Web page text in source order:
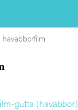
havabborfilm
gutta (havabbor)